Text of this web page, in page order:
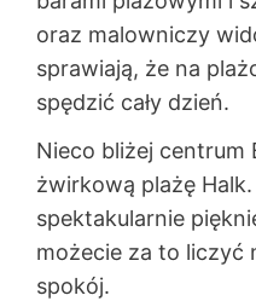
oraz malowniczy
sprawiają, że na
spędzić cały dzień.
Nieco bliżej centrum
żwirkową plażę
spektakularnie
możecie za to liczyć
spokój.